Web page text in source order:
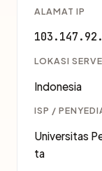
ALAMAT IP
LOKASI
Indonesia
ISP /
Universitas
ta